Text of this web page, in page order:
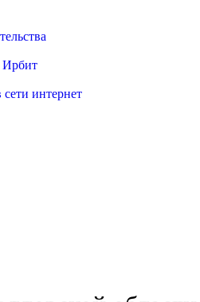
Ирбит
интернет